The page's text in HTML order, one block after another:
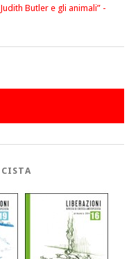
Butler e gli animali” -